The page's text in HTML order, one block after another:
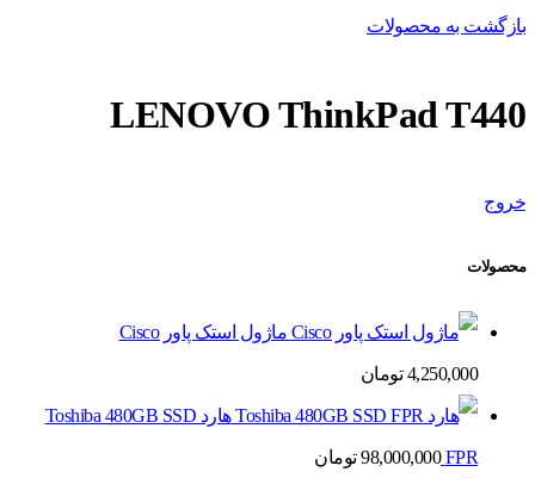
بازگشت به محصولات
LENOVO ThinkPad T440
خروج
محصولات
ماژول استک پاور Cisco
4,250,000 تومان
هارد Toshiba 480GB SSD
FPR
98,000,000 تومان